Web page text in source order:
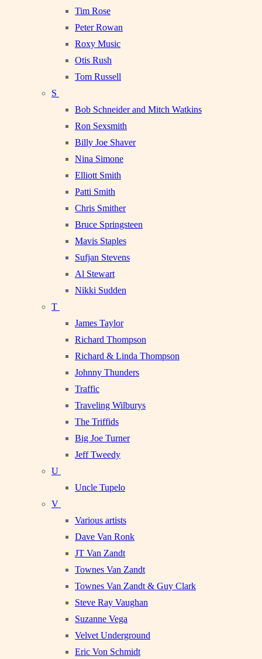
Tim Rose
Peter Rowan
Roxy Music
Otis Rush
Tom Russell
S
Bob Schneider and Mitch Watkins
Ron Sexsmith
Billy Joe Shaver
Nina Simone
Elliott Smith
Patti Smith
Chris Smither
Bruce Springsteen
Mavis Staples
Sufjan Stevens
Al Stewart
Nikki Sudden
T
James Taylor
Richard Thompson
Richard & Linda Thompson
Johnny Thunders
Traffic
Traveling Wilburys
The Triffids
Big Joe Turner
Jeff Tweedy
U
Uncle Tupelo
V
Various artists
Dave Van Ronk
JT Van Zandt
Townes Van Zandt
Townes Van Zandt & Guy Clark
Steve Ray Vaughan
Suzanne Vega
Velvet Underground
Eric Von Schmidt